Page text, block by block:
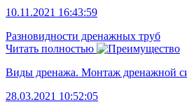
10.11.2021 16:43:59
Разновидности дренажных труб
Читать полностью
Виды дренажа. Монтаж дренажной
28.03.2021 10:52:05